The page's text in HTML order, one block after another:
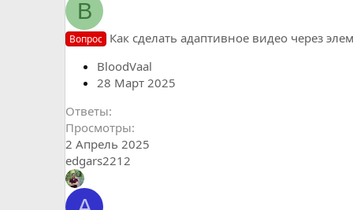
B
Вопрос Как сделать адаптивное видео через
BloodVaal
28 Март 2025
Ответы
Просмотры
2 Апрель 2025
edgars2212